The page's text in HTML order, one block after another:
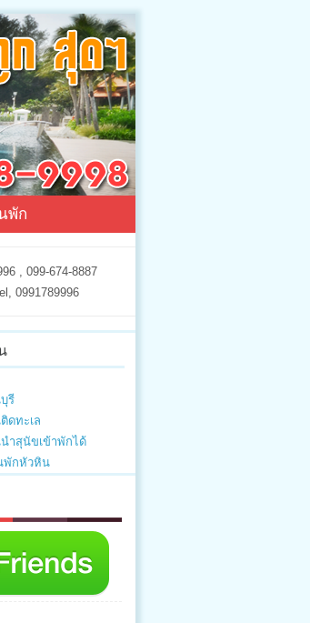
พัก
, 099-674-8887
0991789996
รี
ดทะเล
ำสุนัขเข้าพักได้
พักหัวหิน